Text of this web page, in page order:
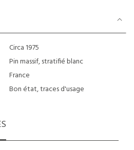
Circa 1975
Pin massif, stratifié blanc
France
Bon état, traces d'usage